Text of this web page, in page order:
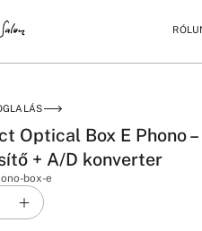
Optical Box E Phono –
+ A/D konverter
box-e